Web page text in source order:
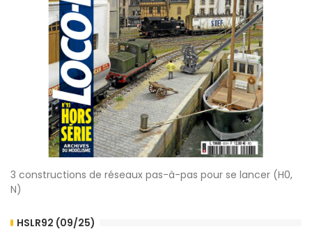
3 constructions de réseaux pas-à-pas pour se lancer (H0,
N)
HSLR92 (09/25)